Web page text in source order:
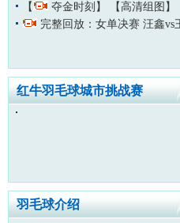
【 夺金时刻】
【高清组图】
完整回放：女单决赛 汪鑫vs
红牛羽毛球城市挑战赛
羽毛球介绍